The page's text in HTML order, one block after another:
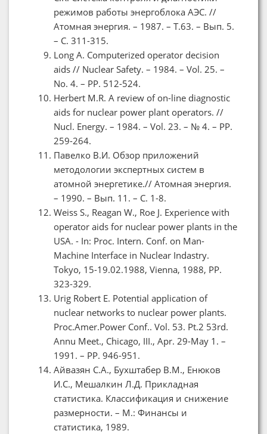
режимов работы энергоблока АЭС. //
Атомная энергия. – 1987. – Т.63. – Вып. 5.
– С. 311-315.
Long A. Computerized operator decision
aids // Nuclear Safety. – 1984. – Vol. 25. –
No. 4. – PP. 512-524.
Herbert M.R. A review of on-line diagnostic
aids for nuclear power plant operators. //
Nucl. Energy. – 1984. – Vol. 23. – № 4. – PP.
259-264.
Павелко В.И. Обзор приложений
методологии экспертных систем в
атомной энергетике.// Атомная энергия.
– 1990. – Вып. 11. – С. 1-8.
Weiss S., Reagan W., Roe J. Experience with
operator aids for nuclear power plants in the
USA. - In: Proc. Intern. Conf. on Man-
Machine Interface in Nuclear Indastry.
Tokyo, 15-19.02.1988, Vienna, 1988, PP.
323-329.
Urig Robert E. Potential application of
nuclear networks to nuclear power plants.
Proc.Amer.Power Conf.. Vol. 53. Pt.2 53rd.
Annu Meet., Chicago, III., Apr. 29-May 1. –
1991. – PP. 946-951.
Айвазян С.А., Бухштабер В.М., Енюков
И.С., Мешалкин Л.Д. Прикладная
статистика. Классификация и снижение
размерности. – М.: Финансы и
статистика, 1989.